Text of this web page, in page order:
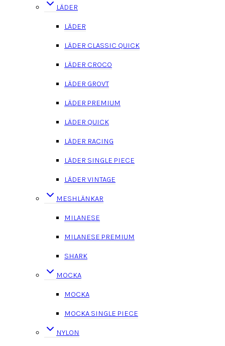
LÄDER
LÄDER
LÄDER CLASSIC QUICK
LÄDER CROCO
LÄDER GROVT
LÄDER PREMIUM
LÄDER QUICK
LÄDER RACING
LÄDER SINGLE PIECE
LÄDER VINTAGE
MESHLÄNKAR
MILANESE
MILANESE PREMIUM
SHARK
MOCKA
MOCKA
MOCKA SINGLE PIECE
NYLON